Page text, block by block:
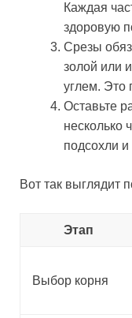
Каждая
здоровую
Срезы
золой или
углем. Это
Оставьте
несколько
подсохли
Вот так выглядит
Этап
Выбор корня